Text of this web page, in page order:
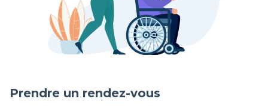
postopératoire de drain
Autre soins infirmiers
Intervention Monka
Prendre un rendez-vous